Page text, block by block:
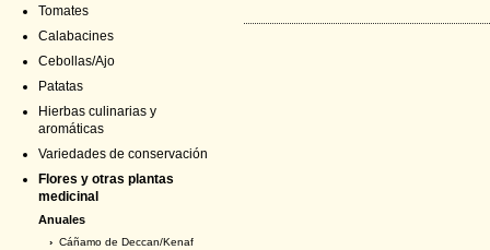
Tomates
Calabacines
Cebollas/Ajo
Patatas
Hierbas culinarias y
aromáticas
Variedades de conservación
Flores y otras plantas
medicinal
Anuales
› Cáñamo de Deccan/Kenaf